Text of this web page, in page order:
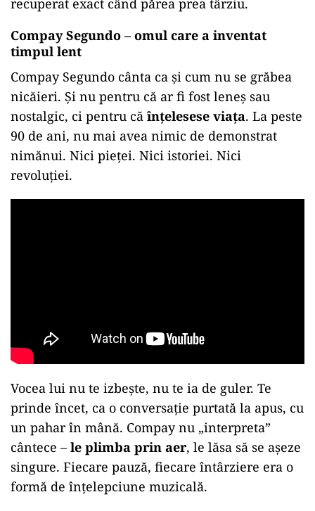
recuperat exact când părea prea târziu.
Compay Segundo – omul care a inventat
timpul lent
Compay Segundo cânta ca și cum nu se grăbea
nicăieri. Și nu pentru că ar fi fost leneș sau
nostalgic, ci pentru că înțelesese viața. La peste
90 de ani, nu mai avea nimic de demonstrat
nimănui. Nici pieței. Nici istoriei. Nici
revoluției.
Vocea lui nu te izbește, nu te ia de guler. Te
prinde încet, ca o conversație purtată la apus, cu
un pahar în mână. Compay nu „interpreta”
cântece – le plimba prin aer, le lăsa să se așeze
singure. Fiecare pauză, fiecare întârziere era o
formă de înțelepciune muzicală.